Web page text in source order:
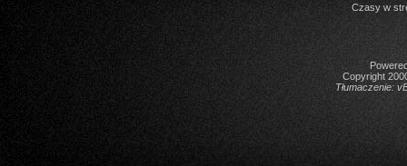
Czasy w
Copyright
Tłumaczenie: